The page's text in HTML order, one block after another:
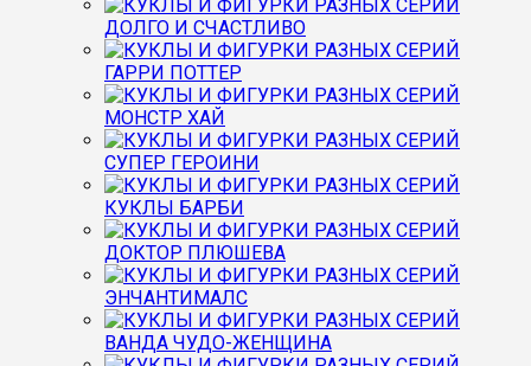
ДОЛГО И СЧАСТЛИВО
ГАРРИ ПОТТЕР
МОНСТР ХАЙ
СУПЕР ГЕРОИНИ
КУКЛЫ БАРБИ
ДОКТОР ПЛЮШЕВА
ЭНЧАНТИМАЛС
ВАНДА ЧУДО-ЖЕНЩИНА